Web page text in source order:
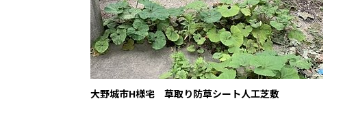
大野城市H様宅 草取り防草シート人工芝敷